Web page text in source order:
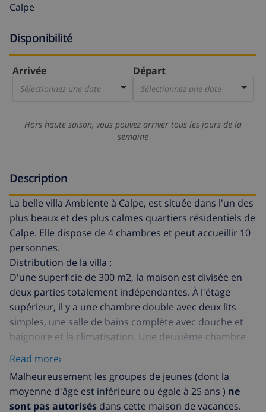
Calpe
Disponibilité
Arrivée
Sélectionnez une date
Départ
Sélectionnez une date
Hors haute saison, vous pouvez arriver tous les jours de la
semaine
Description
La belle villa Ambiente à Calpe, est située dans l'un des
plus beaux et des plus calmes quartiers résidentiels de
Calpe. Elle dispose de 4 chambres et peut accueillir 10
personnes.
Distribution de la villa :
D'une superficie de 300 m2, la maison est divisée en
deux parties totalement indépendantes. À l'étage
supérieur, il y a une chambre double avec deux lits
simples, une salle de bains complète avec douche et
baignoire et la climatisation. Une deuxième chambre
avec un lit double et l'air conditionné. Une cuisine
indépendante entièrement équipée, une salle de bains
avec douche et un salon climatisé très lumineux, ainsi
qu'une terrasse avec vue sur la mer dont vous pouvez
Read more›
Malheureusement les groupes de jeunes (dont la
moyenne d'âge est inférieure ou égale à 25 ans ) ne
sont pas autorisés dans cette maison de vacances.